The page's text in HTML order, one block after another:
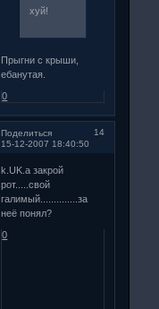
хуй!
Прыгни с крыши,
ебанутая.
0
Поделиться
14
15-12-2007 18:40:50
k.UK.a закрой
рот.....свой
галимый..............за
неё понял?
0